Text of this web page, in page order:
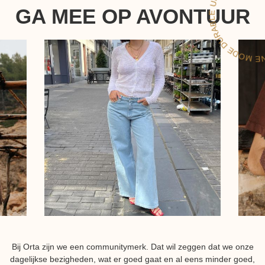
GA MEE OP AVONTUUR
Bij Orta zijn we een communitymerk. Dat wil zeggen dat we onze
dagelijkse bezigheden, wat er goed gaat en al eens minder goed,